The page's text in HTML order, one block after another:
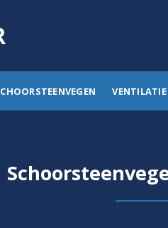
VENTILATIE